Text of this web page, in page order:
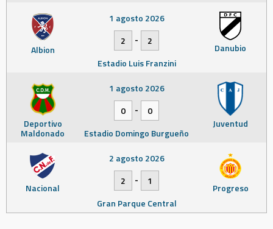
Albion Danubio
1 agosto 2026
2
-
2
Estadio Luis Franzini
Deportivo
Maldonado
Juventud
1 agosto 2026
0
-
0
Estadio Domingo Burgueño
Nacional Progreso
2 agosto 2026
2
-
1
Gran Parque Central